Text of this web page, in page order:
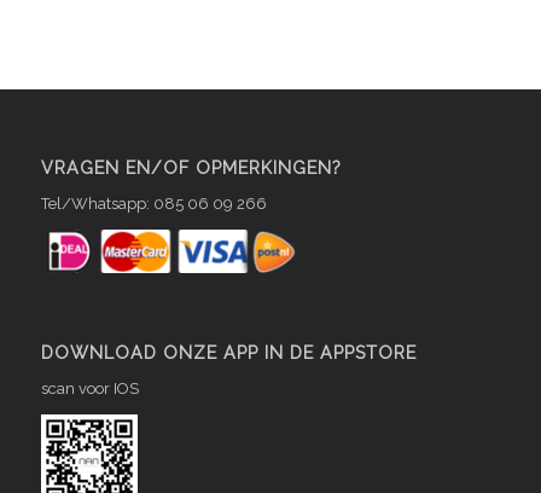
VRAGEN EN/OF OPMERKINGEN?
Tel/Whatsapp: 085 06 09 266
DOWNLOAD ONZE APP IN DE APPSTORE
scan voor IOS